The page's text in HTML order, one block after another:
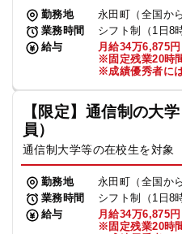
勤務地
永田町（全国か
業務時間
シフト制（1日8
給与
月給34万6,875円
※固定残業20時
※成績優秀者に
【限定】通信制の大
員）
通信制大学等の在校生を対象
勤務地
永田町（全国か
業務時間
シフト制（1日8
給与
月給34万6,875円
※固定残業20時